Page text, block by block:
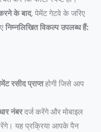
के बाद, पेमेंट गेटवे के जरिए
निम्नलिखित विकल्प उपलब्ध हैं:
रसीद प्राप्तहोगी जिसे आप
नंबरदर्ज करेंगे और मोबाइल
यह प्रक्रिया आपके पैन